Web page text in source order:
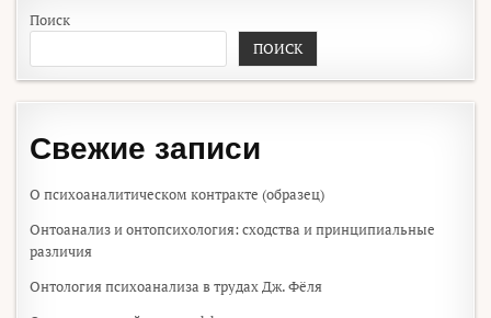
Поиск
ПОИСК
Свежие записи
О психоаналитическом контракте (образец)
Онтоанализ и онтопсихология: сходства и принципиальные
различия
Онтология психоанализа в трудах Дж. Фёля